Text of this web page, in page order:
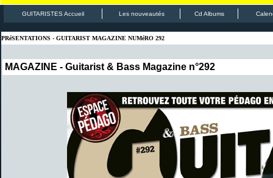
GUITARISTES Accueil Les nouveautés Cd Albums
PRéSENTATIONS - GUITARIST MAGAZINE NUMéRO 292
MAGAZINE - Guitarist & Bass Magazine n°292